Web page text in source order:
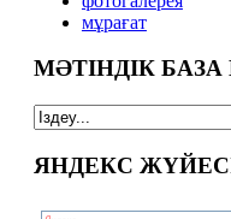
мұрағат
МӘТІНДІК
ЯНДЕКС